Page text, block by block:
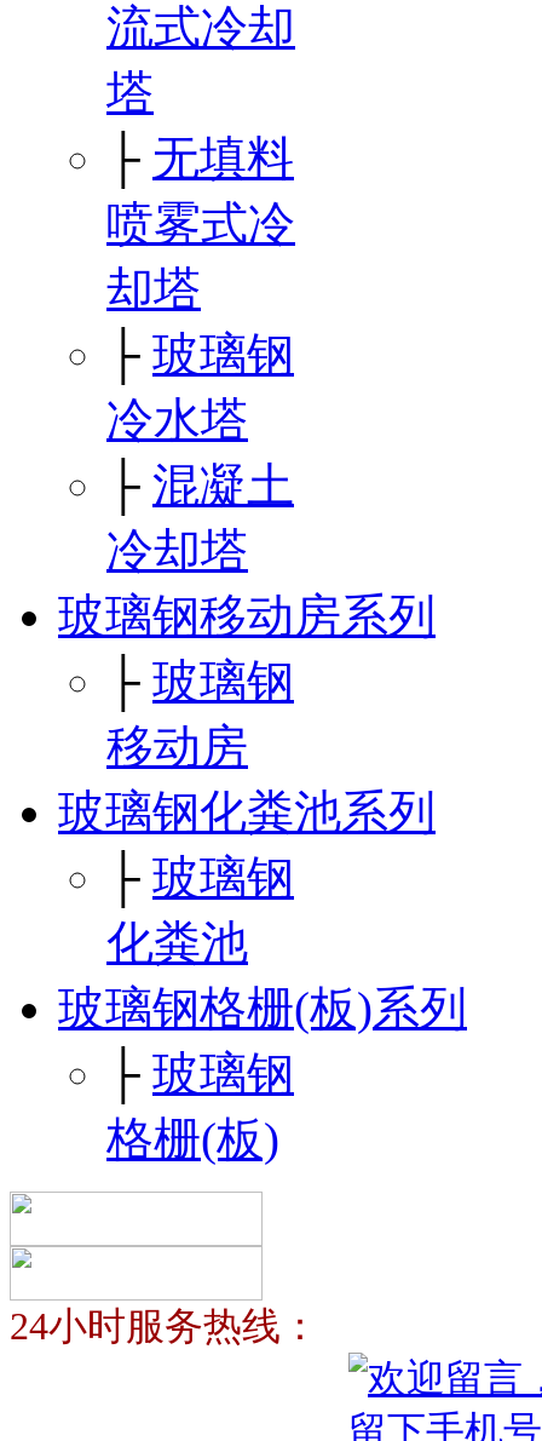
流式冷却
塔
├ 无填料
喷雾式冷
却塔
├ 玻璃钢
冷水塔
├ 混凝土
冷却塔
玻璃钢移动房系列
├ 玻璃钢
移动房
玻璃钢化粪池系列
├ 玻璃钢
化粪池
玻璃钢格栅(板)系列
├ 玻璃钢
格栅(板)
24小时服务热线：